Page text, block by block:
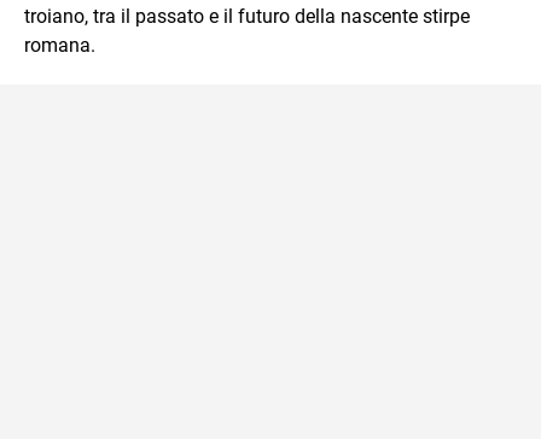
troiano, tra il passato e il futuro della nascente stirpe
romana.